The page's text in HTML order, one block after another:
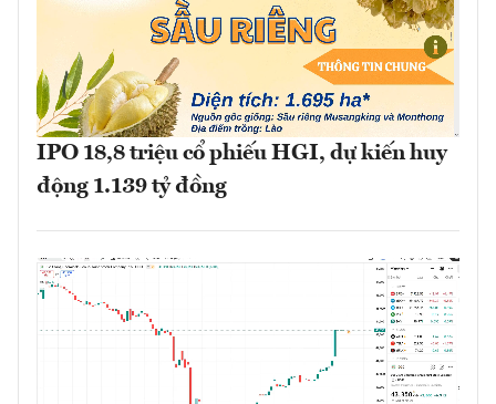
IPO 18,8 triệu cổ phiếu HGI, dự kiến huy
động 1.139 tỷ đồng